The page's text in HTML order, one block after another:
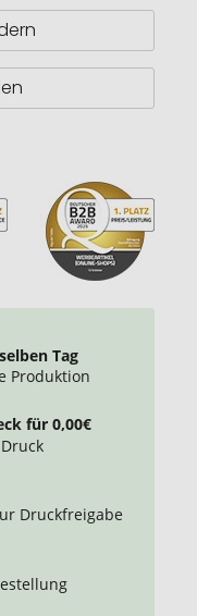
Tag
Produktion
für 0,00€
Druckfreigabe